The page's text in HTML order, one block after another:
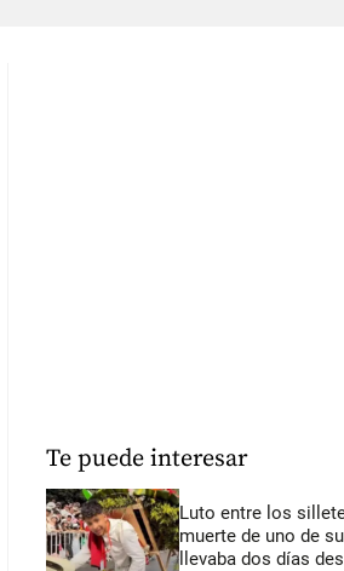
Te puede interesar
Luto entre los
muerte de uno de
llevaba dos días